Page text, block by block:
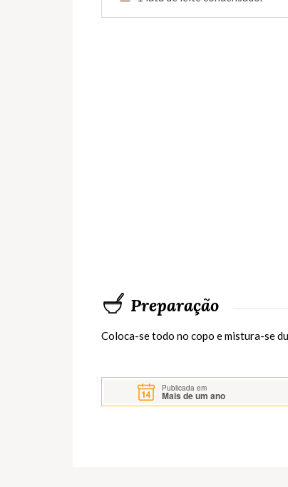
Preparação
Coloca-se todo no copo e mistura-se
Publicada em
Mais de um ano